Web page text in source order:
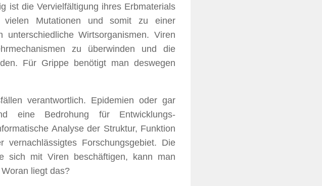
ist die Vervielfältigung ihres Erbmaterials
vielen Mutationen und somit zu einer
unterschiedliche Wirtsorganismen. Viren
zu überwinden und die
Für Grippe benötigt man deswegen
verantwortlich. Epidemien oder gar
eine Bedrohung für Entwicklungs-
Analyse der Struktur, Funktion
Forschungsgebiet. Die
sich mit Viren beschäftigen, kann man
liegt das?